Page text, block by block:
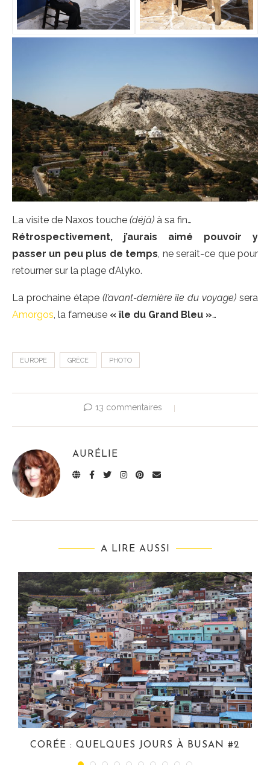
La visite de Naxos touche (déjà) à sa fin…
Rétrospectivement, j’aurais aimé pouvoir y
passer un peu plus de temps, ne serait-ce que pour
retourner sur la plage d’Alyko.
La prochaine étape (l’avant-dernière île du voyage) sera
Amorgos, la fameuse « île du Grand Bleu »…
EUROPE GRÈCE PHOTO
13 commentaires
AURÉLIE
A LIRE AUSSI
CORÉE : QUELQUES JOURS À BUSAN #2